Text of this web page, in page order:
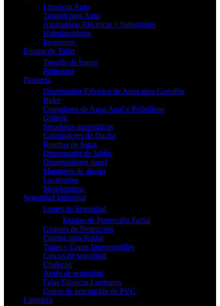
Limpieza Auto
Tapasol para Auto
Aspiradoras Eléctricas y Industriales
Hidrolavadoras
Inversores
Equipo de Taller
Tornillo de banco
Polipastos
Plomería
Dispensador Eléctrico de Agua para Garrafón
Bidet
Contadores de Agua Arad y Polietileno
Grifería
Secadoras automáticas
Calentadores de Ducha
Bombas de Agua
Dispensador de Jabón
Dispensadores papel
Manguera de abasto
Lavatrastos
Motobombas
Seguridad Industrial
Lentes de Seguridad
Equipo de Protección Facial
Guantes de Protección
Caretas para Soldar
Trajes y Capas Impermeables
Cascos de seguridad
Chalecos
Arnés de seguridad
Fajas Elásticas Lumbares
Conos de precaución de PVC
Limpieza